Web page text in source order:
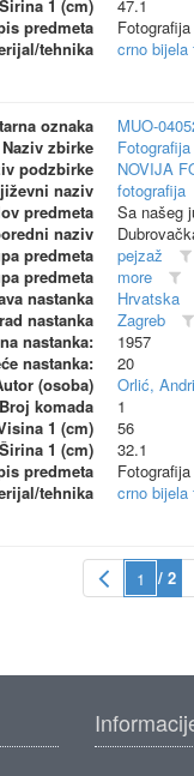
Širina 1 (cm)
47.1
predmeta
tehnika
crno bijela
oznaka
MUO-
Naziv zbirke
podzbirke
NOVIJA
naziv
fotografija
predmeta
Sa našeg
naziv
predmeta
pejzaž
predmeta
more
nastanka
Hrvatska
nastanka
Zagreb
nastanka:
1957
nastanka:
20
(osoba)
Orlić,
Broj komada
1
1 (cm)
56
Širina 1 (cm)
32.1
predmeta
tehnika
crno bijela
/ 2